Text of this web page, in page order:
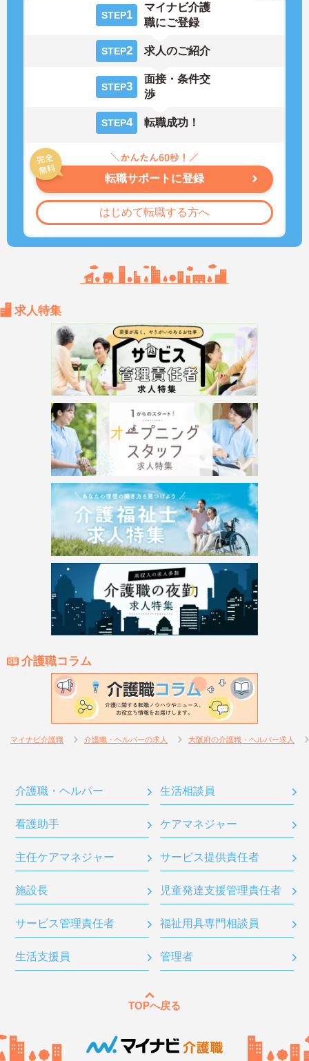
STEP1
マイナビ介護
職にご登録
STEP2 求人のご紹介
STEP3
面接・条件交
渉
STEP4 転職成功！
転職サポートに登録
はじめて転職する方へ
求人特集
介護職コラム
マイナビ介護職 介護職・ヘルパーの求人 大阪府の介護職・ヘルパー求人
介護職・ヘルパー 生活相談員
看護助手 ケアマネジャー
主任ケアマネジャー サービス提供責任者
施設長 児童発達支援管理責任者
サービス管理責任者 福祉用具専門相談員
生活支援員 管理者
TOPへ戻る